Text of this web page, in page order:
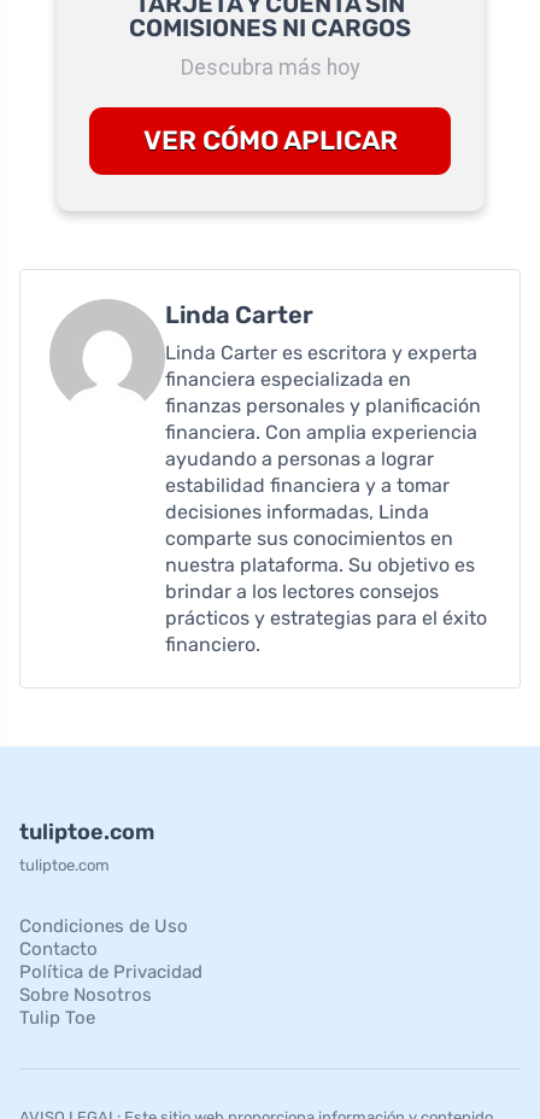
COMISIONES NI CARGOS
Descubra más hoy
VER CÓMO APLICAR
Linda Carter
Linda Carter es escritora y experta
financiera especializada en
finanzas personales y planificación
financiera. Con amplia experiencia
ayudando a personas a lograr
estabilidad financiera y a tomar
decisiones informadas, Linda
comparte sus conocimientos en
nuestra plataforma. Su objetivo es
brindar a los lectores consejos
prácticos y estrategias para el éxito
financiero.
tuliptoe.com
tuliptoe.com
Condiciones de Uso
Contacto
Política de Privacidad
Sobre Nosotros
Tulip Toe